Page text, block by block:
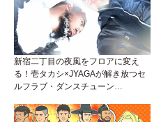
新宿二丁目の夜風をフロアに変え
る！壱タカシ×JYAGAが解き放つセ
ルフラブ・ダンスチューン